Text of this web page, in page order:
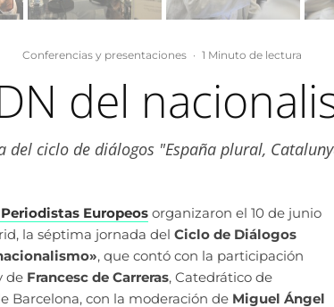
Conferencias y presentaciones · 1 Minuto de lectura
del
del ciclo de diálogos "España plural,
Europeos organizaron el 10 de junio
la séptima jornada del Ciclo de Diálogos
, que contó con la participación
de Francesc de Carreras, Catedrático de
Barcelona, con la moderación de Miguel Ángel